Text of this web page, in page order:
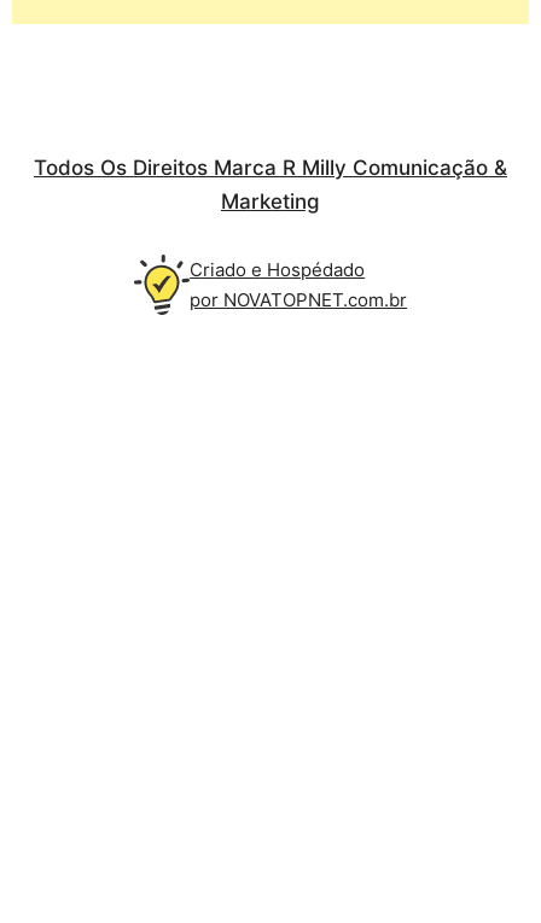
Todos Os Direitos Marca R Milly Comunicação &
Marketing
Criado e Hospédado
por NOVATOPNET.com.br